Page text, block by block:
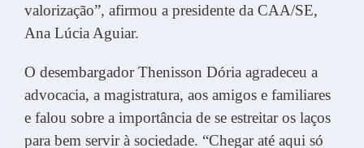
valorização”, afirmou a presidente da CAA/SE,
Ana Lúcia Aguiar.
O desembargador Thenisson Dória agradeceu a
advocacia, a magistratura, aos amigos e familiares
e falou sobre a importância de se estreitar os laços
para bem servir à sociedade. “Chegar até aqui só